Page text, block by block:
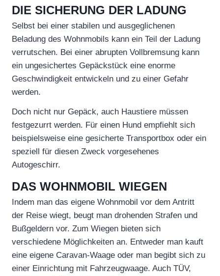
DIE SICHERUNG DER LADUNG
Selbst bei einer stabilen und ausgeglichenen
Beladung des Wohnmobils kann ein Teil der Ladung
verrutschen. Bei einer abrupten Vollbremsung kann
ein ungesichertes Gepäckstück eine enorme
Geschwindigkeit entwickeln und zu einer Gefahr
werden.
Doch nicht nur Gepäck, auch Haustiere müssen
festgezurrt werden. Für einen Hund empfiehlt sich
beispielsweise eine gesicherte Transportbox oder ein
speziell für diesen Zweck vorgesehenes
Autogeschirr.
DAS WOHNMOBIL WIEGEN
Indem man das eigene Wohnmobil vor dem Antritt
der Reise wiegt, beugt man drohenden Strafen und
Bußgeldern vor. Zum Wiegen bieten sich
verschiedene Möglichkeiten an. Entweder man kauft
eine eigene Caravan-Waage oder man begibt sich zu
einer Einrichtung mit Fahrzeugwaage. Auch TÜV,